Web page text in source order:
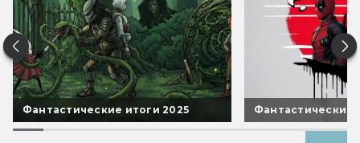
Фантастические итоги 2025 Фантастические